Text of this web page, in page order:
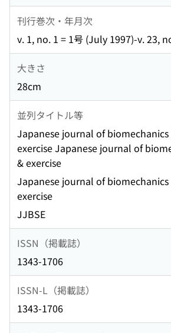
刊行巻次・年月次
v. 1, no. 1 = 1号 (July 1997)-v. 23,
大きさ
28cm
並列タイトル等
Japanese journal of
exercise Japanese journal of
& exercise
Japanese journal of
exercise
JJBSE
ISSN（掲載誌）
1343-1706
ISSN-L（掲載誌）
1343-1706